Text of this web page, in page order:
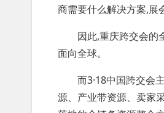
商需要什么解决方案,展
因此,重庆跨交会的全
面向全球。
而3·18中国跨交会主
源、产业带资源、卖家